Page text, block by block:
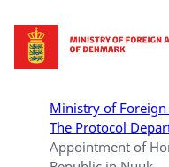
Go to frontpage
Ministry of
The Protocol
Appointment of